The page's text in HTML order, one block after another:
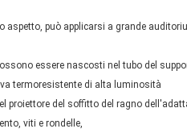
aspetto, può applicarsi a grande
essere nascosti nel tubo del
termoresistente di alta luminosità
proiettore del soffitto del ragno
viti e rondelle,